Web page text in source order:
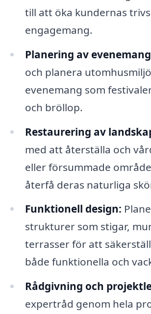
till att öka kundernas
engagemang.
Planering av
och planera
evenemang som
och bröllop.
Restaurering av
med att återställa och
eller försummade
återfå deras naturliga
Funktionell design:
strukturer som stigar,
terrasser för att
både funktionella och
Rådgivning och
expertråd genom hela